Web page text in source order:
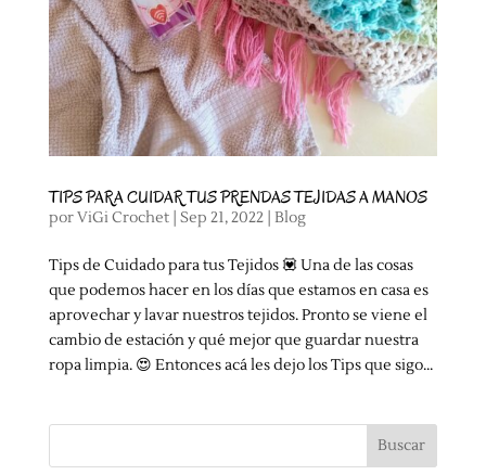
TIPS PARA CUIDAR TUS PRENDAS TEJIDAS A MANOS
porViGi Crochet| Sep 21, 2022| Blog
Tips de Cuidado para tus Tejidos 💟 Una de las cosas
que podemos hacer en los días que estamos en casa es
aprovechar y lavar nuestros tejidos. Pronto se viene el
cambio de estación y qué mejor que guardar nuestra
ropa limpia. 😍 Entonces acá les dejo los Tips que sigo...